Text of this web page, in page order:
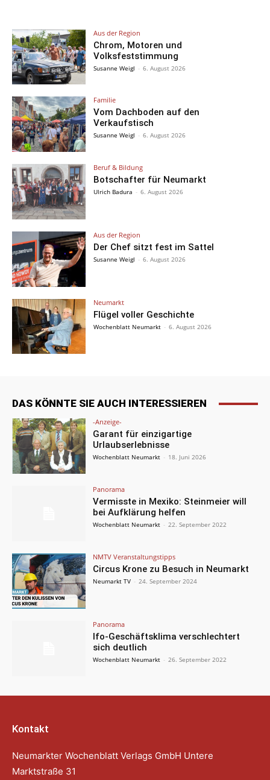
Aus der Region
Chrom, Motoren und
Volksfeststimmung
Susanne Weigl - 6. August 2026
Familie
Vom Dachboden auf den
Verkaufstisch
Susanne Weigl - 6. August 2026
Beruf & Bildung
Botschafter für Neumarkt
Ulrich Badura - 6. August 2026
Aus der Region
Der Chef sitzt fest im Sattel
Susanne Weigl - 6. August 2026
Neumarkt
Flügel voller Geschichte
Wochenblatt Neumarkt - 6. August 2026
DAS KÖNNTE SIE AUCH INTERESSIEREN
-Anzeige-
Garant für einzigartige
Urlaubserlebnisse
Wochenblatt Neumarkt - 18. Juni 2026
Panorama
Vermisste in Mexiko: Steinmeier will
bei Aufklärung helfen
Wochenblatt Neumarkt - 22. September 2022
NMTV Veranstaltungstipps
Circus Krone zu Besuch in Neumarkt
Neumarkt TV - 24. September 2024
Panorama
Ifo-Geschäftsklima verschlechtert
sich deutlich
Wochenblatt Neumarkt - 26. September 2022
Kontakt
Neumarkter Wochenblatt Verlags GmbH Untere
Marktstraße 31